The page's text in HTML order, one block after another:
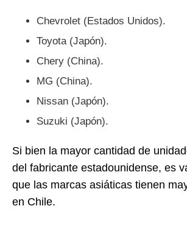
Chevrolet (Estados Unidos).
Toyota (Japón).
Chery (China).
MG (China).
Nissan (Japón).
Suzuki (Japón).
Si bien la mayor cantidad de
del fabricante estadounidense, es
que las marcas asiáticas tienen
en Chile.